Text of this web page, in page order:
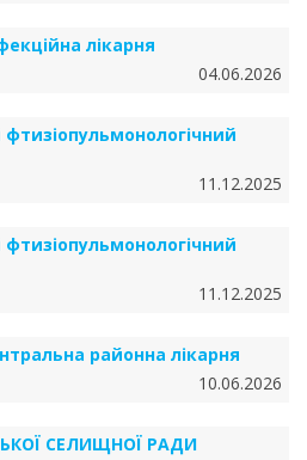
лікарня
04.06.2026
11.12.2025
11.12.2025
районна лікарня
10.06.2026
СЕЛИЩНОЇ РАДИ